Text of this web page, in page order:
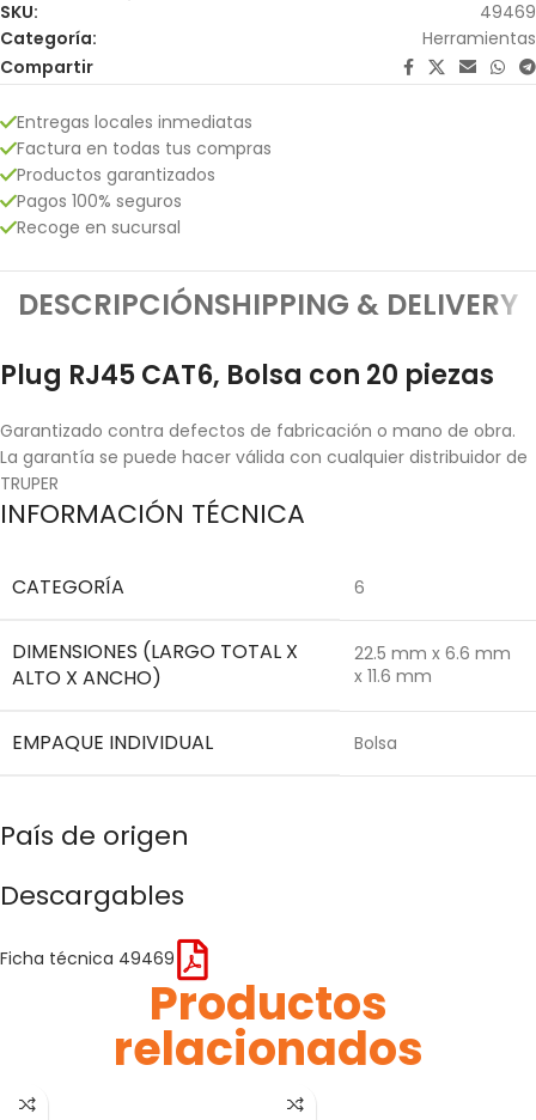
SKU:
49469
Categoría:
Herramientas
Compartir
Entregas locales inmediatas
Factura en todas tus compras
Productos garantizados
Pagos 100% seguros
Recoge en sucursal
DESCRIPCIÓNSHIPPING & DELIVERY
Plug RJ45 CAT6, Bolsa con 20 piezas
Garantizado contra defectos de fabricación o mano de obra.
La garantía se puede hacer válida con cualquier distribuidor de
TRUPER
INFORMACIÓN TÉCNICA
CATEGORÍA 6
DIMENSIONES (LARGO TOTAL X
ALTO X ANCHO)
22.5 mm x 6.6 mm
x 11.6 mm
EMPAQUE INDIVIDUAL Bolsa
País de origen
Descargables
Ficha técnica 49469
Productos
relacionados